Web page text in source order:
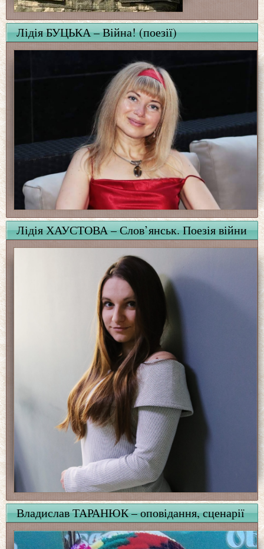
Лідія БУЦЬКА – Війна! (поезії)
Лідія ХАУСТОВА – Слов’янськ. Поезія війни
Владислав ТАРАНЮК – оповідання, сценарії